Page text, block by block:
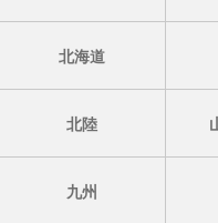
北海道
北陸
九州